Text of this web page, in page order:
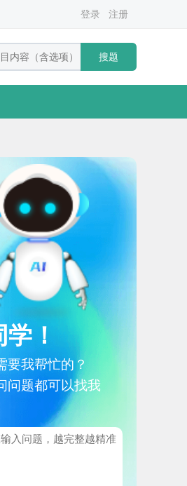
登录 注册
搜题
！
要我帮忙的？
问题都可以找我